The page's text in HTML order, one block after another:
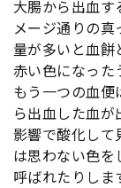
大腸から出血す
メージ通りの真
量が多いと血餅
赤い色になった
もう一つの血
ら出血した血
影響で酸化して
は思わない色
呼ばれたりしま